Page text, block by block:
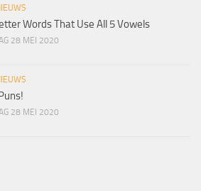
Words That Use All 5 Vowels
28 MEI 2020
28 MEI 2020